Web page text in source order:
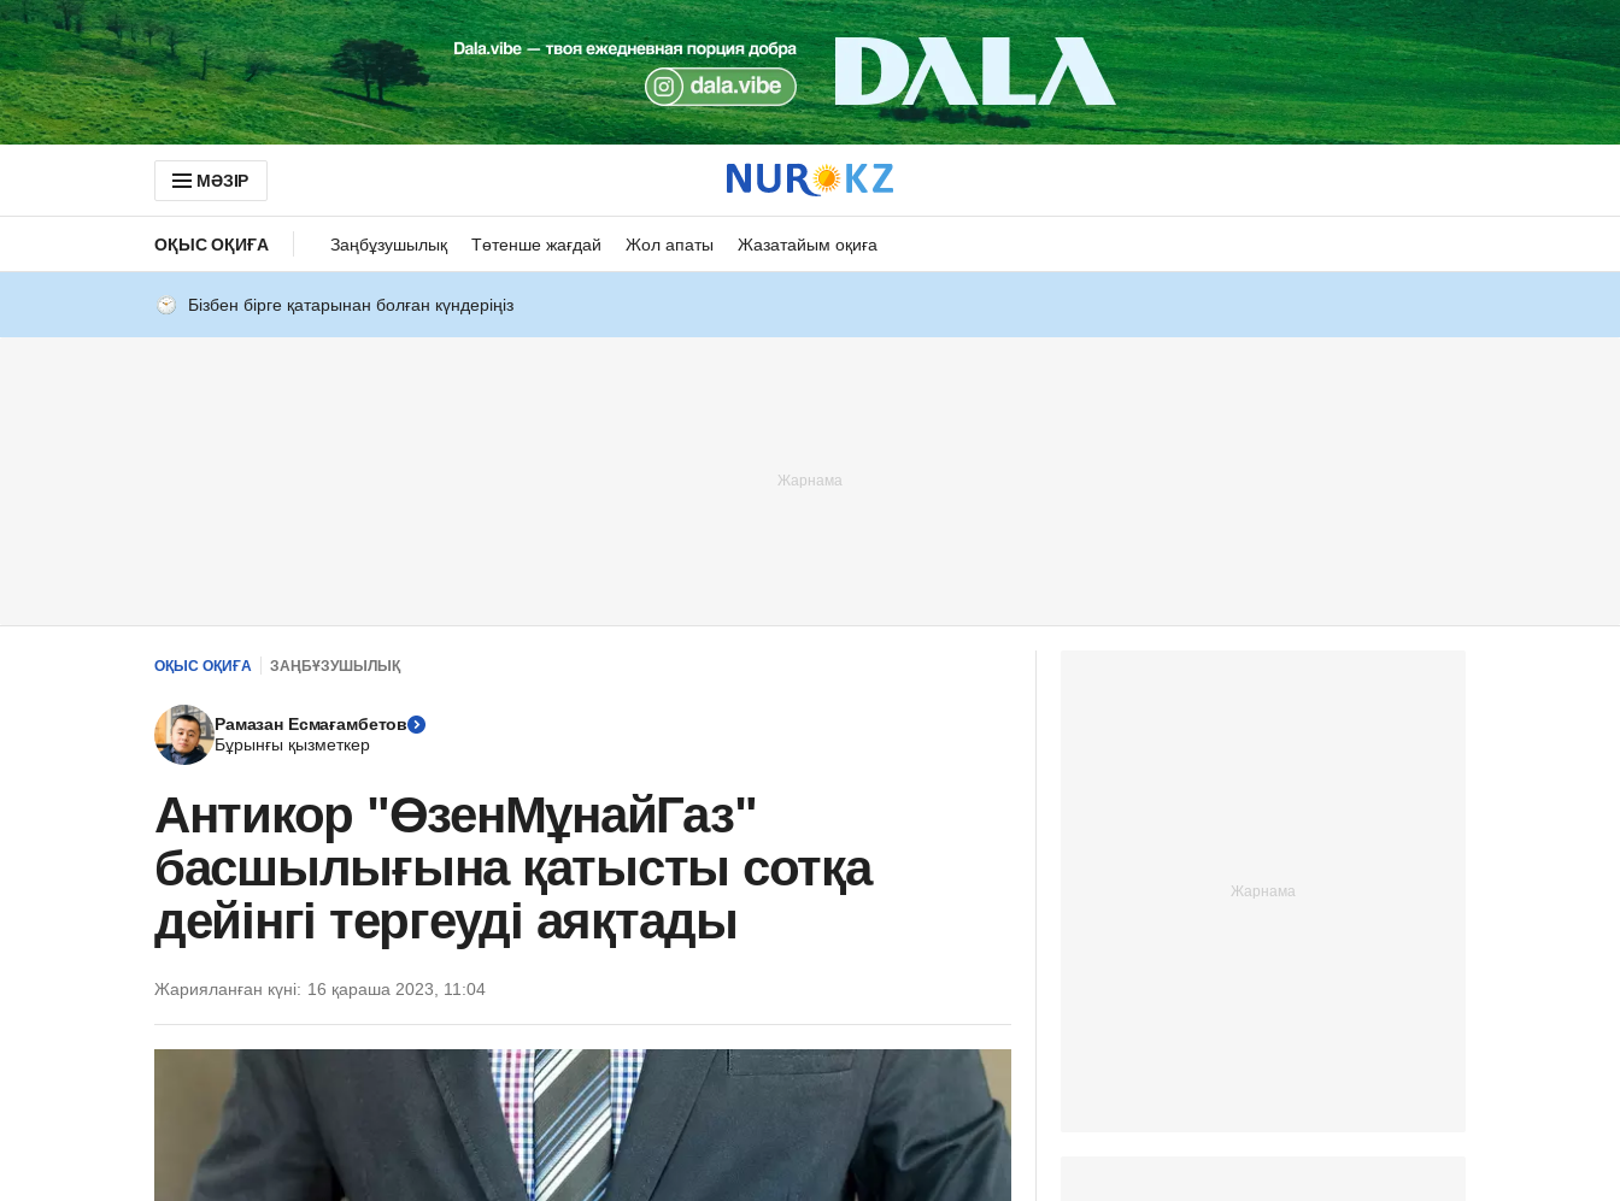
МӘЗІР
ОҚЫС ОҚИҒА Заңбұзушылық Төтенше жағдай Жол апаты Жазатайым оқиға
Бізбен бірге қатарынан болған күндеріңіз
ОҚЫС ОҚИҒА ЗАҢБҰЗУШЫЛЫҚ
Рамазан Есмағамбетов
Бұрынғы қызметкер
Антикор "ӨзенМұнайГаз"
басшылығына қатысты сотқа
дейінгі тергеуді аяқтады
Жарияланған күні: 16 қараша 2023, 11:04